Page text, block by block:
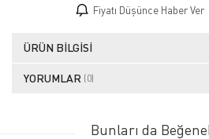
Fiyatı Düşünce Haber Ver
ÜRÜN BILGISI
YORUMLAR (0)
Bunları da